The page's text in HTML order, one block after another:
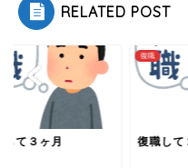
RELATED POST
して２ヶ月
将来のキャリア